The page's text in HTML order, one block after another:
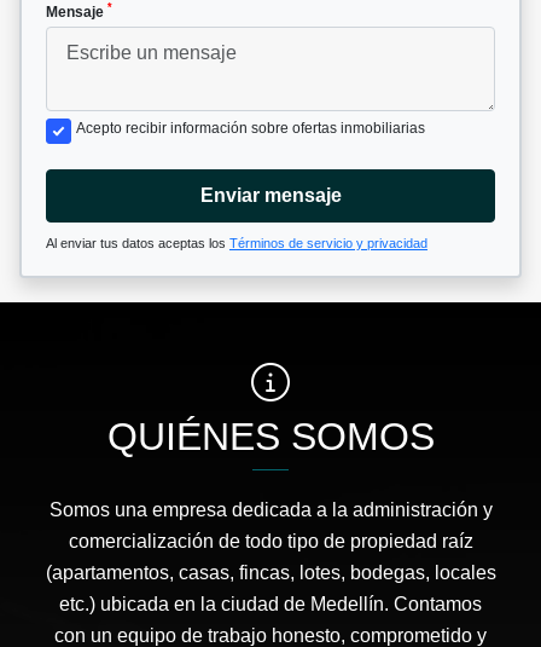
Mensaje *
Acepto recibir información sobre ofertas inmobiliarias
Enviar mensaje
Al enviar tus datos aceptas los Términos de servicio y privacidad
QUIÉNES SOMOS
Somos una empresa dedicada a la administración y
comercialización de todo tipo de propiedad raíz
(apartamentos, casas, fincas, lotes, bodegas, locales
etc.) ubicada en la ciudad de Medellín. Contamos
con un equipo de trabajo honesto, comprometido y